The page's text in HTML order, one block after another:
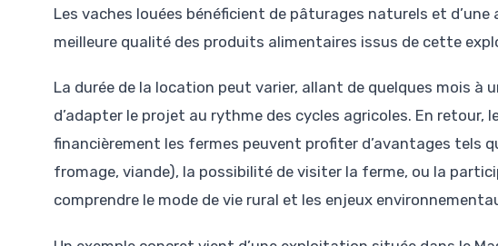
Les vaches louées bénéficient de pâturages naturels et
meilleure qualité des produits alimentaires issus de cette
La durée de la location peut varier, allant de quelques mois à
d’adapter le projet au rythme des cycles agricoles. En retour,
financièrement les fermes peuvent profiter d’avantages tels
fromage, viande), la possibilité de visiter la ferme, ou la
comprendre le mode de vie rural et les enjeux